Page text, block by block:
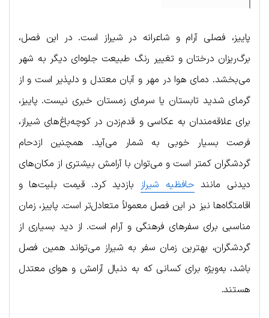
پاییز، فصلی آرام و شاعرانه در شیراز است. در این فصل،
برگ‌ریزان درختان و تغییر رنگ طبیعت جلوه‌ای دیگر به شهر
می‌بخشد. دمای هوا در مهر و آبان معتدل و دلپذیر است و از
گرمای شدید تابستان یا سرمای زمستان خبری نیست. پاییز،
برای علاقه‌مندان به عکاسی و قدم‌زدن در کوچه‌باغ‌های شیراز،
فرصت بسیار خوبی به شمار می‌آید. همچنین ازدحام
گردشگران کمتر است و می‌توان با آرامش بیشتری از مکان‌های
دیدنی مانند حافظیه شیراز بازدید کرد. قیمت بلیت‌ها و
اقامتگاه‌ها نیز در این فصل معمولاً متعادل‌تر است. پاییز، زمان
مناسبی برای سفرهای فرهنگی و آرام است. از دید بسیاری از
گردشگران، بهترین زمان سفر به شیراز می‌تواند همین فصل
باشد، به‌ویژه برای کسانی که به دنبال آرامش و هوای معتدل
هستند.